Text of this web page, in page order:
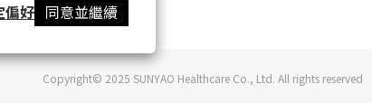
偏好 同意並繼續
Copyright© 2025 SUNYAO Healthcare Co., Ltd. All rights reserved